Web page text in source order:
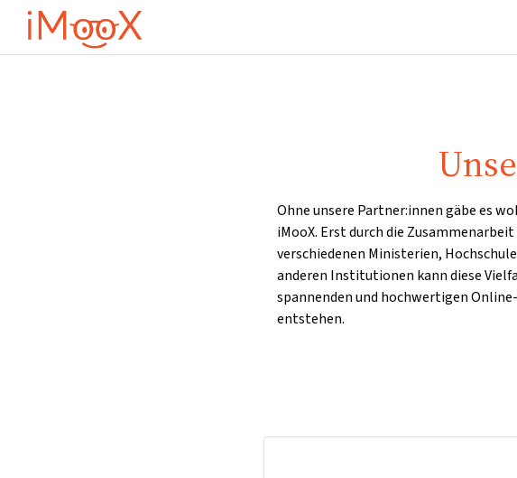
Zum Hauptinhalt
Ohne unsere Partner:innen gäbe es
iMooX. Erst durch die
verschiedenen Ministerien,
anderen Institutionen kann diese
spannenden und hochwertigen
entstehen.